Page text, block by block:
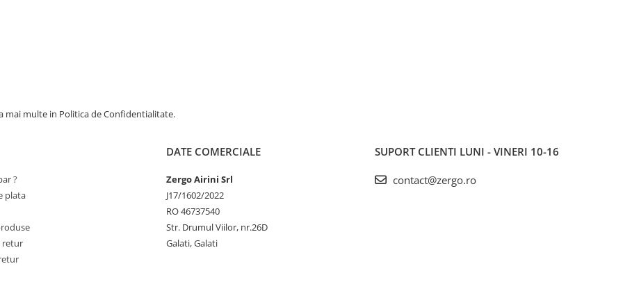
mai multe in Politica de Confidentialitate.
?
plata
retur
DATE COMERCIALE
Zergo Airini Srl
J17/1602/2022
RO 46737540
Str. Drumul Viilor, nr.26D
Galati, Galati
SUPORT CLIENTI LUNI - VINERI 10-16
contact@zergo.ro